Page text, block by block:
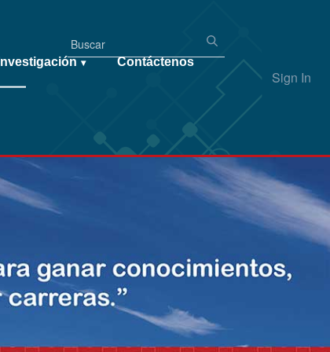
Sign In
Investigación ▾ Contáctenos